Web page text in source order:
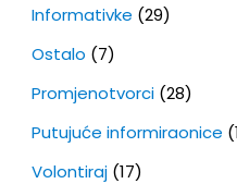
Informativke (29)
Ostalo (7)
Promjenotvorci(28)
Putujuće informiraonice
Volontiraj(17)